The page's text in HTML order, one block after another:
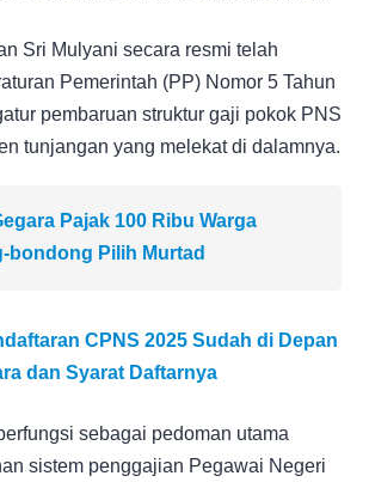
Sri Mulyani secara resmi telah
Pemerintah (PP) Nomor 5 Tahun
pembaruan struktur gaji pokok PNS
tunjangan yang melekat di dalamnya.
Pajak 100 Ribu Warga
bondong Pilih Murtad
CPNS 2025 Sudah di Depan
dan Syarat Daftarnya
sebagai pedoman utama
sistem penggajian Pegawai Negeri